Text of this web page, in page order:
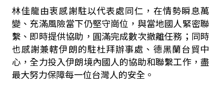
林佳龍由衷感謝駐以代表處同仁，在情勢瞬息萬
變、充滿風險當下仍堅守崗位，與當地國人緊密聯
繫、即時提供協助，圓滿完成數次撤離任務；同時
也感謝兼轄伊朗的駐杜拜辦事處、德黑蘭台貿中
心，全力投入伊朗境內國人的協助和聯繫工作，盡
最大努力保障每一位台灣人的安全。